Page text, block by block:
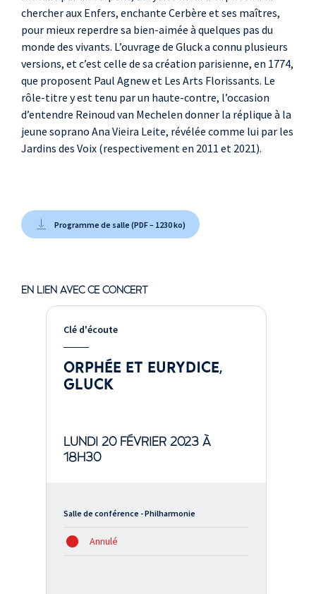
chercher aux Enfers, enchante Cerbère et ses maîtres,
pour mieux reperdre sa bien-aimée à quelques pas du
monde des vivants. L’ouvrage de Gluck a connu plusieurs
versions, et c’est celle de sa création parisienne, en 1774,
que proposent Paul Agnew et Les Arts Florissants. Le
rôle-titre y est tenu par un haute-contre, l’occasion
d’entendre Reinoud van Mechelen donner la réplique à la
jeune soprano Ana Vieira Leite, révélée comme lui par les
Jardins des Voix (respectivement en 2011 et 2021).
Programme de salle (PDF – 1230 ko)
EN LIEN AVEC CE CONCERT
Clé d'écoute
ORPHÉE ET EURYDICE,
GLUCK
LUNDI 20 FÉVRIER 2023 À
18H30
Salle de conférence - Philharmonie
Annulé